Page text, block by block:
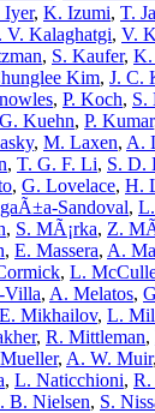
Iyer, K. Izumi, T.
V. Kalaghatgi, V.
, S. Kaufer, K.
Kim, J. C.
, P. Koch, S.
G. Kuehn, P. Kumar
, M. Laxen, A.
, T. G. F. Li, S. D.
, G. Lovelace, H.
Sandoval,
, S. MÃ¡rka, Z.
, E. Massera, A.
, L.
Villa, A. Melatos,
Mikhailov, L.
, R. Mittleman,
, A. W. Muir,
, L. Naticchioni, R.
B. Nielsen, S.